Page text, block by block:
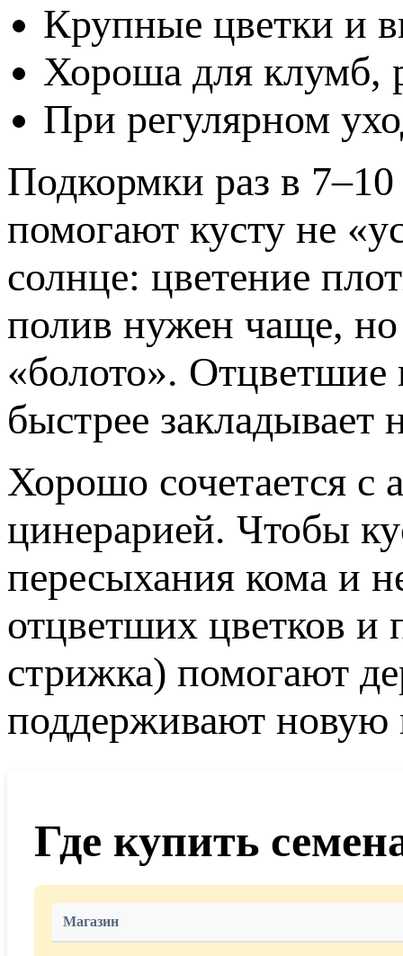
Крупные цветки и
Хороша для клумб,
При регулярном
Подкормки раз в
помогают кусту не
солнце: цветение
полив нужен чаще, но
«болото». Отцветшие
быстрее закладывает
Хорошо сочетается с
цинерарией. Чтобы
пересыхания кома и
отцветших цветков и
стрижка) помогают
поддерживают новую
Где купить
Магазин